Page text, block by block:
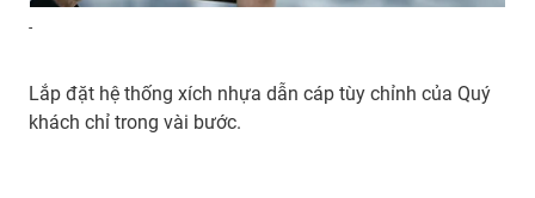
-
Lắp đặt hệ thống xích nhựa dẫn cáp tùy chỉnh của Quý
khách chỉ trong vài bước.